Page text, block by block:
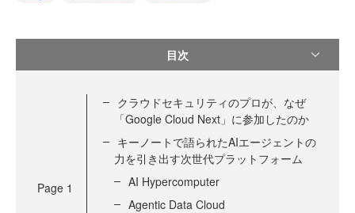
目次
Page 1
クラウドセキュリティのプロが、なぜ
「Google Cloud Next」に参加したのか
キーノートで語られたAIエージェントの
力を引き出す次世代プラットフォーム
AI Hypercomputer
Agentic Data Cloud